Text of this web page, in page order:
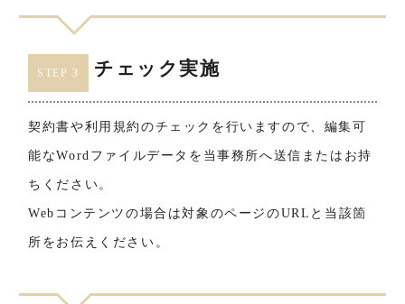
STEP 3 チェック実施
契約書や利用規約のチェックを行いますので、編集可
能なWordファイルデータを当事務所へ送信またはお持
ちください。
Webコンテンツの場合は対象のページのURLと当該箇
所をお伝えください。